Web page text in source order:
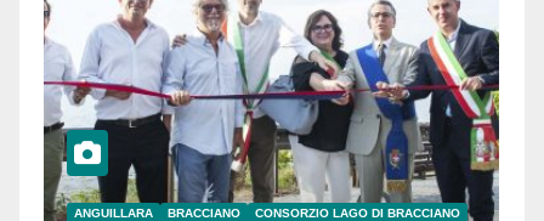
ANGUILLARA BRACCIANO
CONSORZIO LAGO DI BRACCIANO